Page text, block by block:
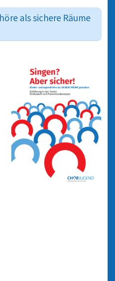
als sichere Räume